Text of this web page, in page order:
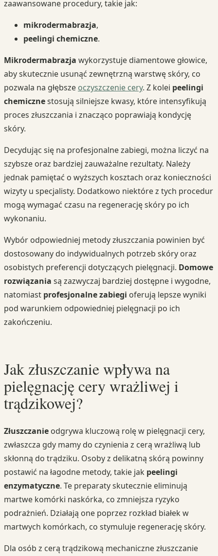
zaawansowane procedury, takie jak:
mikrodermabrazja,
peelingi chemiczne.
Mikrodermabrazja wykorzystuje diamentowe głowice,
aby skutecznie usunąć zewnętrzną warstwę skóry, co
pozwala na głębsze oczyszczenie cery. Z kolei peelingi
chemicznestosują silniejsze kwasy, które intensyfikują
proces złuszczania i znacząco poprawiają kondycję
skóry.
Decydując się na profesjonalne zabiegi, można liczyć na
szybsze oraz bardziej zauważalne rezultaty. Należy
jednak pamiętać o wyższych kosztach oraz konieczności
wizyty u specjalisty. Dodatkowo niektóre z tych procedur
mogą wymagać czasu na regenerację skóry po ich
wykonaniu.
Wybór odpowiedniej metody złuszczania powinien być
dostosowany do indywidualnych potrzeb skóry oraz
osobistych preferencji dotyczących pielęgnacji. Domowe
rozwiązania są zazwyczaj bardziej dostępne i wygodne,
natomiast profesjonalne zabiegi oferują lepsze wyniki
pod warunkiem odpowiedniej pielęgnacji po ich
zakończeniu.
Jak złuszczanie wpływa na
pielęgnację cery wrażliwej i
trądzikowej?
Złuszczanie odgrywa kluczową rolę w pielęgnacji cery,
zwłaszcza gdy mamy do czynienia z cerą wrażliwą lub
skłonną do trądziku. Osoby z delikatną skórą powinny
postawić na łagodne metody, takie jak peelingi
enzymatyczne. Te preparaty skutecznie eliminują
martwe komórki naskórka, co zmniejsza ryzyko
podrażnień. Działają one poprzez rozkład białek w
martwych komórkach, co stymuluje regenerację skóry.
Dla osób z cerą trądzikową mechaniczne złuszczanie